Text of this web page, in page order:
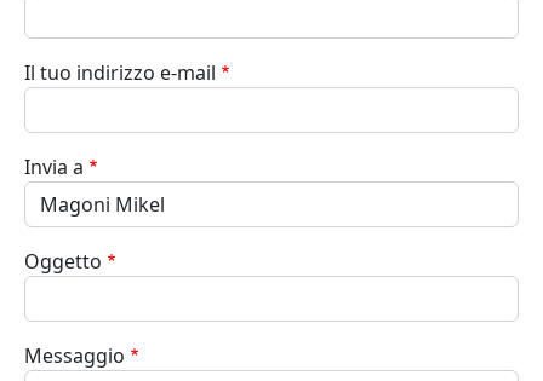
Il tuo indirizzo e-mail
Invia a
Oggetto
Messaggio